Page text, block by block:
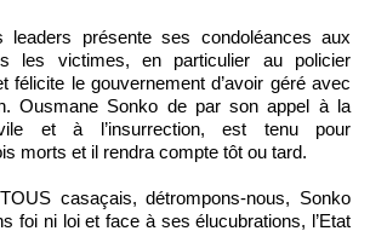
leaders présente ses condoléances aux
les victimes, en particulier au policier
félicite le gouvernement d’avoir géré avec
Ousmane Sonko de par son appel à la
et à l’insurrection, est tenu pour
morts et il rendra compte tôt ou tard.
casaçais, détrompons-nous, Sonko
foi ni loi et face à ses élucubrations, l’Etat